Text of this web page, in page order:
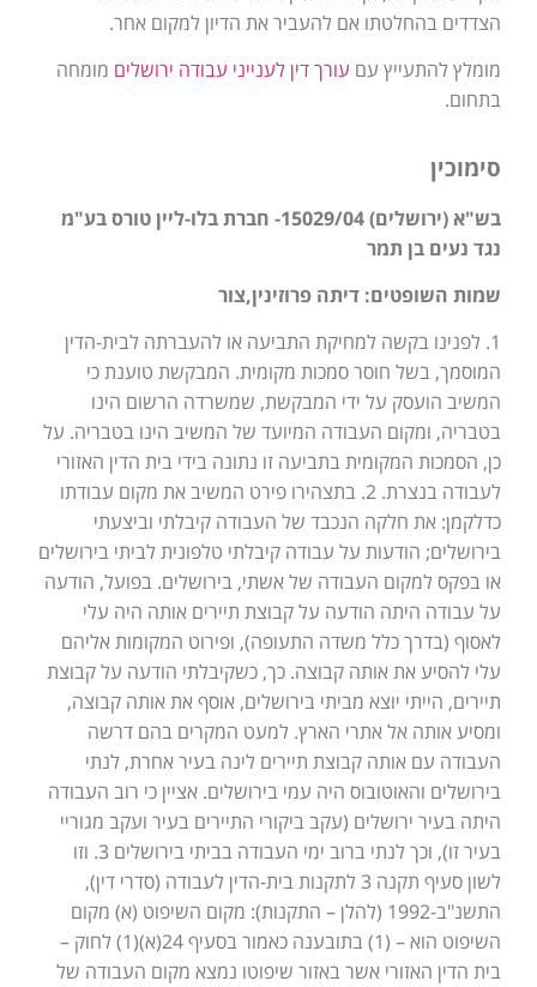
הצדדים בהחלטתו אם להעביר את הדיון למקום אחר.
מומלץ להתעייץ עם עורך דין לענייני עבודה ירושלים מומחה
בתחום.
סימוכין
בש"א (ירושלים) 15029/04- חברת בלו-ליין טורס בע"מ
נגד נעים בן תמר
שמות השופטים: דיתה פרוזינין,צור
1. לפנינו בקשה למחיקת התביעה או להעברתה לבית-הדין
המוסמך, בשל חוסר סמכות מקומית. המבקשת טוענת כי
המשיב הועסק על ידי המבקשת, שמשרדה הרשום הינו
בטבריה, ומקום העבודה המיועד של המשיב הינו בטבריה. על
כן, הסמכות המקומית בתביעה זו נתונה בידי בית הדין האזורי
לעבודה בנצרת. 2. בתצהירו פירט המשיב את מקום עבודתו
כדלקמן: את חלקה הנכבד של העבודה קיבלתי וביצעתי
בירושלים; הודעות על עבודה קיבלתי טלפונית לביתי בירושלים
או בפקס למקום העבודה של אשתי, בירושלים. בפועל, הודעה
על עבודה היתה הודעה על קבוצת תיירים אותה היה עלי
לאסוף (בדרך כלל משדה התעופה), ופירוט המקומות אליהם
עלי להסיע את אותה קבוצה. כך, כשקיבלתי הודעה על קבוצת
תיירים, הייתי יוצא מביתי בירושלים, אוסף את אותה קבוצה,
ומסיע אותה אל אתרי הארץ. למעט המקרים בהם דרשה
העבודה עם אותה קבוצת תיירים לינה בעיר אחרת, לנתי
בירושלים והאוטובוס היה עמי בירושלים. אציין כי רוב העבודה
היתה בעיר ירושלים (עקב ביקורי התיירים בעיר ועקב מגוריי
בעיר זו), וכך לנתי ברוב ימי העבודה בביתי בירושלים 3. וזו
לשון סעיף תקנה 3 לתקנות בית-הדין לעבודה (סדרי דין),
התשנ"ב-1992 (להלן – התקנות): מקום השיפוט (א) מקום
השיפוט הוא – (1) בתובענה כאמור בסעיף 24(א)(1) לחוק –
בית הדין האזורי אשר באזור שיפוטו נמצא מקום העבודה של